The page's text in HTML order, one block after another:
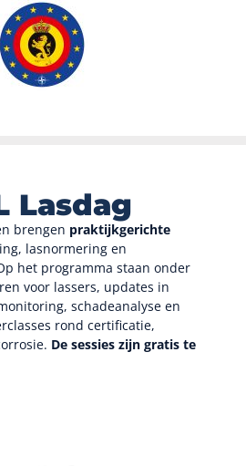
Lasdag
brengen praktijkgerichte
lasnormering en
het programma staan onder
voor lassers, updates in
schadeanalyse en
rond certificatie,
De sessies zijn gratis te